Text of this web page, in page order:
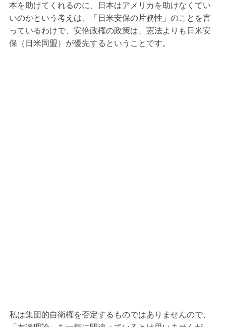
本を助けてくれるのに、日本はアメリカを助けなくてい
いのかという考えは、「日米安保の片務性」のことを言
っているわけで、安倍政権の政策は、憲法よりも日米安
保（日米同盟）が優先するということです。
私は集団的自衛権を否定するものではありませんので、